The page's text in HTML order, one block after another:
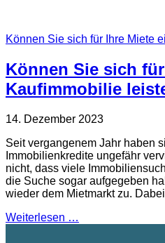
Können Sie sich für Ihre Miete
Können Sie sich
Kaufimmobilie
14. Dezember 2023
Seit vergangenem Jahr haben
Immobilienkredite ungefähr
nicht, dass viele
die Suche sogar aufgegeben
wieder dem Mietmarkt zu.
Weiterlesen …